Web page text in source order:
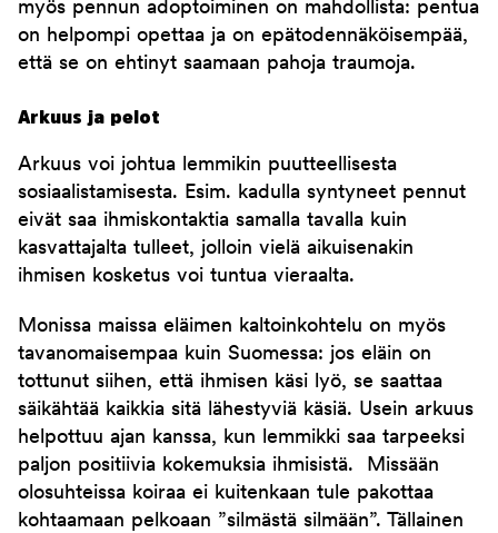
myös pennun adoptoiminen on mahdollista: pentua
on helpompi opettaa ja on epätodennäköisempää,
että se on ehtinyt saamaan pahoja traumoja.
Arkuus ja pelot
Arkuus voi johtua lemmikin puutteellisesta
sosiaalistamisesta. Esim. kadulla syntyneet pennut
eivät saa ihmiskontaktia samalla tavalla kuin
kasvattajalta tulleet, jolloin vielä aikuisenakin
ihmisen kosketus voi tuntua vieraalta.
Monissa maissa eläimen kaltoinkohtelu on myös
tavanomaisempaa kuin Suomessa: jos eläin on
tottunut siihen, että ihmisen käsi lyö, se saattaa
säikähtää kaikkia sitä lähestyviä käsiä. Usein arkuus
helpottuu ajan kanssa, kun lemmikki saa tarpeeksi
paljon positiivia kokemuksia ihmisistä. Missään
olosuhteissa koiraa ei kuitenkaan tule pakottaa
kohtaamaan pelkoaan ”silmästä silmään”. Tällainen